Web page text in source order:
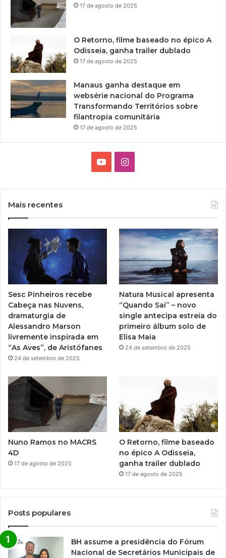
17 de agosto de 2025
O Retorno, filme baseado no épico A
Odisseia, ganha trailer dublado
17 de agosto de 2025
Manaus ganha destaque em
websérie nacional do Programa
Transformando Territórios sobre
filantropia comunitária
17 de agosto de 2025
e
I
g
r
a
m
Mais recentes
Sesc Pinheiros recebe
Cabeça nas Nuvens,
dramaturgia de
Alessandro Marson
livremente inspirada em
“As Aves”, de Aristófanes
24 de setembro de 2025
Natura Musical apresenta
“Quando Sai” – novo
single antecipa estreia do
primeiro álbum solo de
Elisa Maia
24 de setembro de 2025
Nuno Ramos no MACRS
4D
17 de agosto de 2025
O Retorno, filme baseado
no épico A Odisseia,
ganha trailer dublado
17 de agosto de 2025
Posts populares
BH assume a presidência do Fórum
Nacional de Secretários Municipais de